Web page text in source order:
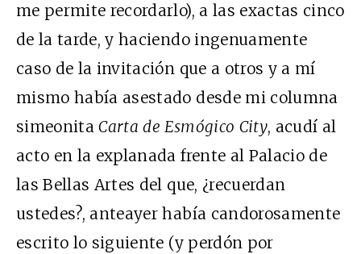
me permite recordarlo), a las exactas cinco
de la tarde, y haciendo ingenuamente
caso de la invitación que a otros y a mí
mismo había asestado desde mi columna
simeonitaCarta de Esmógico City, acudí al
acto en la explanada frente al Palacio de
las Bellas Artes del que, ¿recuerdan
ustedes?, anteayer había candorosamente
escrito lo siguiente (y perdón por